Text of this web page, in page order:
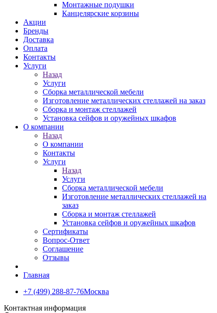
Монтажные подушки
Канцелярские корзины
Акции
Бренды
Доставка
Оплата
Контакты
Услуги
Назад
Услуги
Сборка металлической мебели
Изготовление металлических стеллажей на заказ
Сборка и монтаж стеллажей
Установка сейфов и оружейных шкафов
О компании
Назад
О компании
Контакты
Услуги
Назад
Услуги
Сборка металлической мебели
Изготовление металлических стеллажей на
заказ
Сборка и монтаж стеллажей
Установка сейфов и оружейных шкафов
Сертификаты
Вопрос-Ответ
Соглашение
Отзывы
Главная
+7 (499) 288-87-76Москва
Контактная информация